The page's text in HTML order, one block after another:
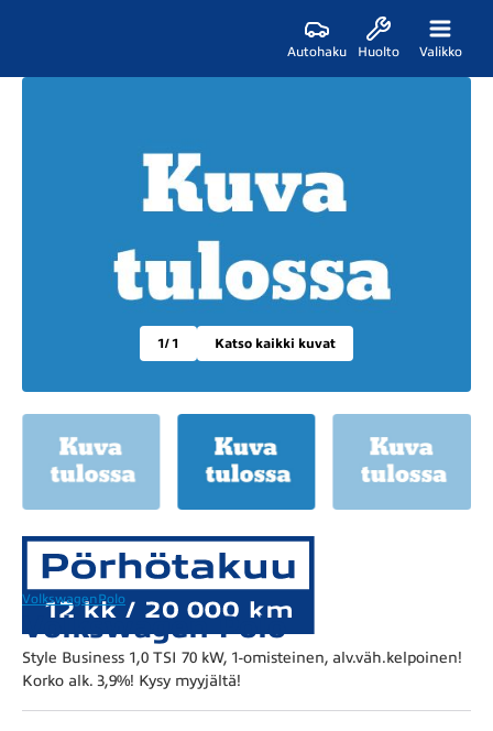
Autohaku Huolto Valikko
1/ 1 Katso kaikki kuvat
VolkswagenPolo
Volkswagen Polo
Style Business 1,0 TSI 70 kW, 1-omisteinen, alv.väh.kelpoinen!
Korko alk. 3,9%! Kysy myyjältä!